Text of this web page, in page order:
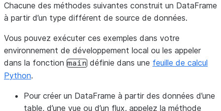
Chacune des méthodes suivantes construit un DataFrame
à partir d’un type différent de source de données.
Vous pouvez exécuter ces exemples dans votre
environnement de développement local ou les appeler
dans la fonction main définie dans une feuille de calcul
Python.
Pour créer un DataFrame à partir des données d’une
table, d’une vue ou d’un flux, appelez la méthode